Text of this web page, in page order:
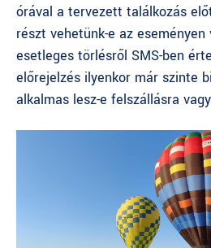
órával a tervezett találkozás
részt vehetünk-e az eseményen
esetleges törlésről SMS-ben
előrejelzés ilyenkor már szinte
alkalmas lesz-e felszállásra